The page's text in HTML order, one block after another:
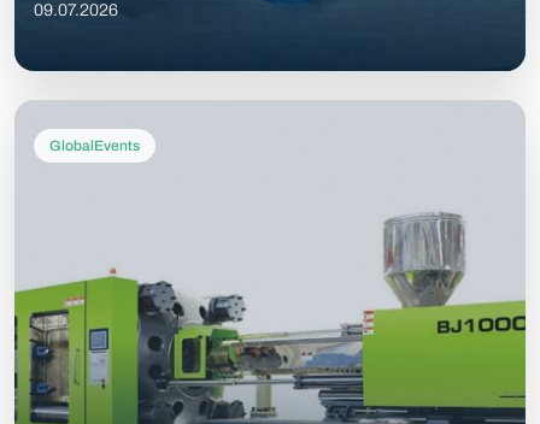
09.07.2026
GlobalEvents